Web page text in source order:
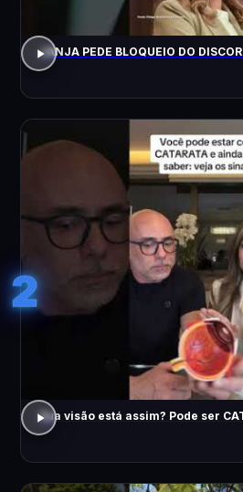
JANJA PEDE BLOQUEIO DO
2
Sua visão está assim? Pode ser